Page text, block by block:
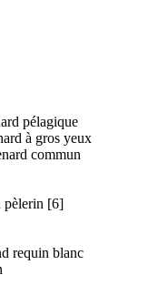
pélagique
à gros yeux
commun
pèlerin [6]
requin blanc